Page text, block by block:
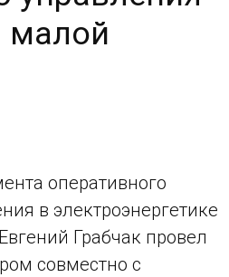
малой
оперативного
в электроэнергетике
Грабчак провел
совместно с